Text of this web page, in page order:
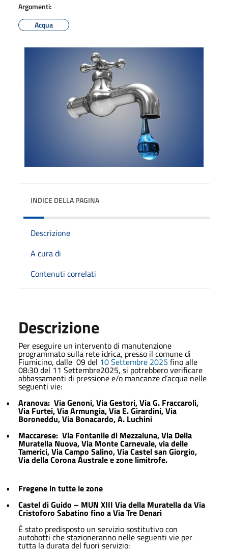
Argomenti:
Acqua
INDICE DELLA PAGINA
Descrizione
A cura di
Contenuti correlati
Descrizione
Per eseguire un intervento di manutenzione
programmato sulla rete idrica, presso il comune di
Fiumicino, dalle 09 del 10 Settembre 2025 fino alle
08:30 del 11 Settembre2025, si potrebbero verificare
abbassamenti di pressione e/o mancanze d’acqua nelle
seguenti vie:
•
Aranova: Via Genoni, Via Gestori, Via G. Fraccaroli,
Via Furtei, Via Armungia, Via E. Girardini, Via
Boroneddu, Via Bonacardo, A. Luchini
•
Maccarese: Via Fontanile di Mezzaluna, Via Della
Muratella Nuova, Via Monte Carnevale, via delle
Tamerici, Via Campo Salino, Via Castel san Giorgio,
Via della Corona Australe e zone limitrofe.
•
Fregene in tutte le zone
•
Castel di Guido – MUN XIII Via della Muratella da Via
Cristoforo Sabatino fino a Via Tre Denari
È stato predisposto un servizio sostitutivo con
autobotti che stazioneranno nelle seguenti vie per
tutta la durata del fuori servizio: